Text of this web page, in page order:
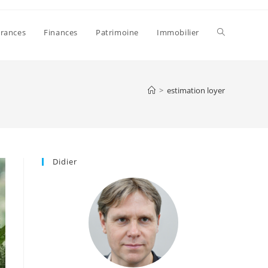
Finances Patrimoine Immobilier Toggle
> estimation loyer
Didier